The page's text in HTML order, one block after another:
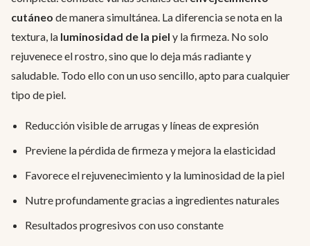
cutáneo de manera simultánea. La diferencia se nota en la
textura, la luminosidad de la piel y la firmeza. No solo
rejuvenece el rostro, sino que lo deja más radiante y
saludable. Todo ello con un uso sencillo, apto para cualquier
tipo de piel.
Reducción visible de arrugas y líneas de expresión
Previene la pérdida de firmeza y mejora la elasticidad
Favorece el rejuvenecimiento y la luminosidad de la piel
Nutre profundamente gracias a ingredientes naturales
Resultados progresivos con uso constante